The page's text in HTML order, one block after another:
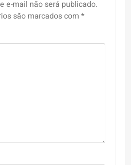
e-mail não será publicado.
são marcados com *